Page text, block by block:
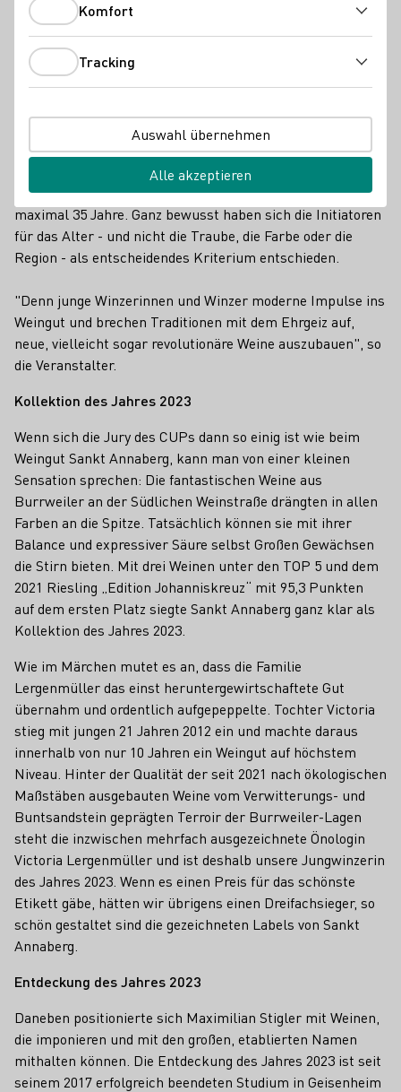
Zum zweiten Mal verkostete die Experten-Jury des CUPs
derGourmetweltendie Weine von Jungwinzer/innen bis
maximal 35 Jahre. Ganz bewusst haben sich die Initiatoren
für das Alter - und nicht die Traube, die Farbe oder die
Region - als entscheidendes Kriterium entschieden.
"Denn junge Winzerinnen und Winzer moderne Impulse ins
Weingut und brechen Traditionen mit dem Ehrgeiz auf,
neue, vielleicht sogar revolutionäre Weine auszubauen", so
die Veranstalter.
Kollektion des Jahres 2023
Wenn sich die Jury des CUPs dann so einig ist wie beim
Weingut Sankt Annaberg, kann man von einer kleinen
Sensation sprechen: Die fantastischen Weine aus
Burrweiler an der Südlichen Weinstraße drängten in allen
Farben an die Spitze. Tatsächlich können sie mit ihrer
Balance und expressiver Säure selbst Großen Gewächsen
die Stirn bieten. Mit drei Weinen unter den TOP 5 und dem
2021 Riesling „Edition Johanniskreuz“ mit 95,3 Punkten
auf dem ersten Platz siegte Sankt Annaberg ganz klar als
Kollektion des Jahres 2023.
Wie im Märchen mutet es an, dass die Familie
Lergenmüller das einst heruntergewirtschaftete Gut
übernahm und ordentlich aufgepeppelte. Tochter Victoria
stieg mit jungen 21 Jahren 2012 ein und machte daraus
innerhalb von nur 10 Jahren ein Weingut auf höchstem
Niveau. Hinter der Qualität der seit 2021 nach ökologischen
Maßstäben ausgebauten Weine vom Verwitterungs- und
Buntsandstein geprägten Terroir der Burrweiler-Lagen
steht die inzwischen mehrfach ausgezeichnete Önologin
Victoria Lergenmüller und ist deshalb unsere Jungwinzerin
des Jahres 2023. Wenn es einen Preis für das schönste
Etikett gäbe, hätten wir übrigens einen Dreifachsieger, so
schön gestaltet sind die gezeichneten Labels von Sankt
Annaberg.
Entdeckung des Jahres 2023
Daneben positionierte sich Maximilian Stigler mit Weinen,
die imponieren und mit den großen, etablierten Namen
mithalten können. Die Entdeckung des Jahres 2023 ist seit
seinem 2017 erfolgreich beendeten Studium in Geisenheim
Komfort
Tracking
Auswahl übernehmen
Alle akzeptieren